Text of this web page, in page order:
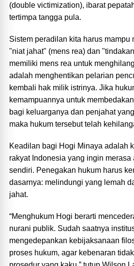
(double victimization), ibarat
tertimpa tangga pula.
Sistem peradilan kita harus mampu
"niat jahat" (mens rea) dan
memiliki mens rea untuk
adalah menghentikan pelarian
kembali hak milik istrinya. Jika
kemampuannya untuk
bagi keluarganya dan penjahat
maka hukum tersebut telah
Keadilan bagi Hogi Minaya adalah
rakyat Indonesia yang ingin merasa
sendiri. Penegakan hukum harus
dasarnya: melindungi yang lemah
jahat.
“Menghukum Hogi berarti
nurani publik. Sudah saatnya
mengedepankan kebijaksanaan
proses hukum, agar kebenaran